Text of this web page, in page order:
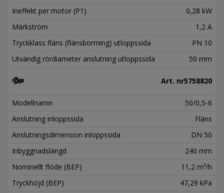
Ineffekt per motor (P1)
0,28 kW
Märkström
1,2 A
Tryckklass fläns (flänsborrning) utloppssida
PN 10
Utvändig rördiameter anslutning utloppssida
50 mm
Art. nr5758820
Modellnamn
50/0,5-6
Anslutning inloppssida
Fläns
Anslutningsdimension inloppssida
DN 50
Inbyggnadslängd
240 mm
Nominellt flöde (BEP)
11,2 m³/h
Tryckhöjd (BEP)
47,29 kPa